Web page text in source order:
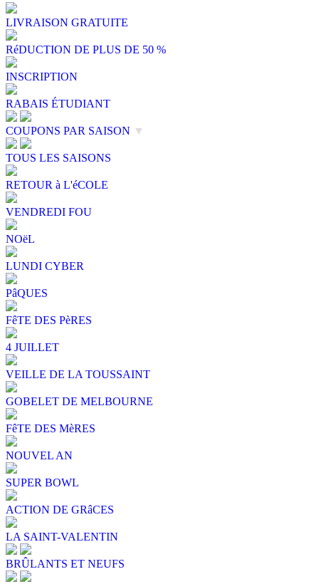
LIVRAISON GRATUITE
RéDUCTION DE PLUS DE 50 %
INSCRIPTION
RABAIS ÉTUDIANT
COUPONS PAR SAISON ▼
TOUS LES SAISONS
RETOUR à L'éCOLE
VENDREDI FOU
NOëL
LUNDI CYBER
PâQUES
FêTE DES PèRES
4 JUILLET
VEILLE DE LA TOUSSAINT
GOBELET DE MELBOURNE
FêTE DES MèRES
NOUVEL AN
SUPER BOWL
ACTION DE GRâCES
LA SAINT-VALENTIN
BRÛLANTS ET NEUFS